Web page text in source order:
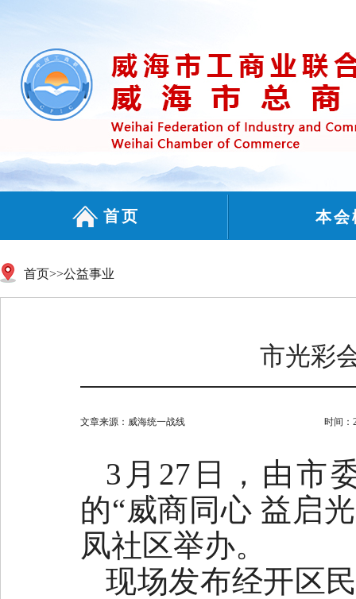
首页 本会
首页>>公益事业
市光彩
文章来源： 威海统一战线 时间：
3月27日，由市
的“威商同心 益启
凤社区举办。
现场发布经开区